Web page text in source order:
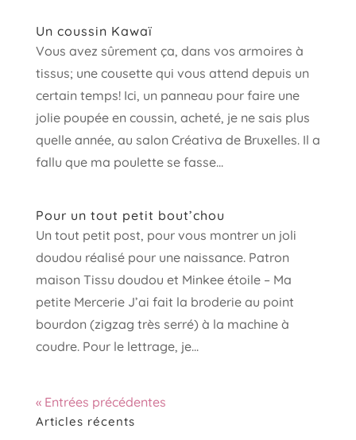
Un coussin Kawaï
Vous avez sûrement ça, dans vos armoires à
tissus; une cousette qui vous attend depuis un
certain temps! Ici, un panneau pour faire une
jolie poupée en coussin, acheté, je ne sais plus
quelle année, au salon Créativa de Bruxelles. Il a
fallu que ma poulette se fasse...
Pour un tout petit bout’chou
Un tout petit post, pour vous montrer un joli
doudou réalisé pour une naissance. Patron
maison Tissu doudou et Minkee étoile – Ma
petite Mercerie J’ai fait la broderie au point
bourdon (zigzag très serré) à la machine à
coudre. Pour le lettrage, je...
« Entrées précédentes
Articles récents